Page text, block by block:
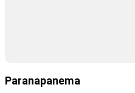
Paranapanema